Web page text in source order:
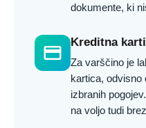
dokumente, ki
credit_card
Kreditna
Za varščino je
kartica, odvisno
izbranih
na voljo tudi